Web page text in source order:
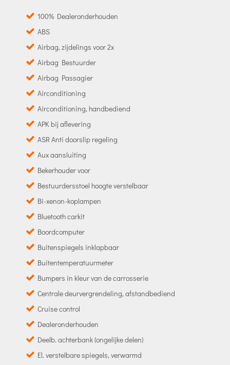
100% Dealeronderhouden
ABS
Airbag, zijdelings voor 2x
Airbag Bestuurder
Airbag Passagier
Airconditioning
Airconditioning, handbediend
APK bij aflevering
ASR Anti doorslip regeling
Aux aansluiting
Bekerhouder voor
Bestuurdersstoel hoogte verstelbaar
Bi-xenon-koplampen
Bluetooth carkit
Boordcomputer
Buitenspiegels inklapbaar
Buitentemperatuurmeter
Bumpers in kleur van de carrosserie
Centrale deurvergrendeling, afstandbediend
Cruise control
Dealeronderhouden
Deelb. achterbank (ongelijke delen)
El. verstelbare spiegels, verwarmd